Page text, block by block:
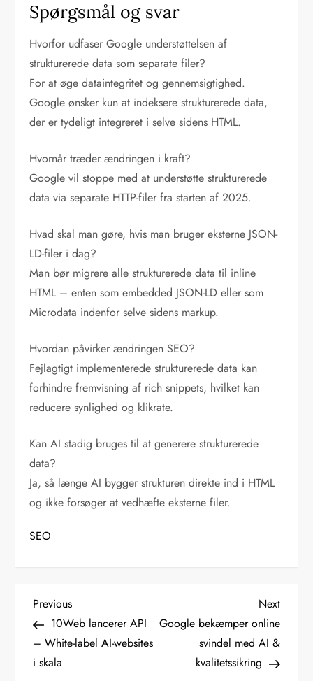
Spørgsmål og svar
Hvorfor udfaser Google understøttelsen af
strukturerede data som separate filer?
For at øge dataintegritet og gennemsigtighed.
Google ønsker kun at indeksere strukturerede data,
der er tydeligt integreret i selve sidens HTML.
Hvornår træder ændringen i kraft?
Google vil stoppe med at understøtte strukturerede
data via separate HTTP-filer fra starten af 2025.
Hvad skal man gøre, hvis man bruger eksterne JSON-
LD-filer i dag?
Man bør migrere alle strukturerede data til inline
HTML – enten som embedded JSON-LD eller som
Microdata indenfor selve sidens markup.
Hvordan påvirker ændringen SEO?
Fejlagtigt implementerede strukturerede data kan
forhindre fremvisning af rich snippets, hvilket kan
reducere synlighed og klikrate.
Kan AI stadig bruges til at generere strukturerede
data?
Ja, så længe AI bygger strukturen direkte ind i HTML
og ikke forsøger at vedhæfte eksterne filer.
SEO
I
n
d
l
Previous
Post
Previous
10Web lancerer API
– White-label AI-websites
i skala
Next
Post
Next
Google bekæmper online
svindel med AI &
kvalitetssikring